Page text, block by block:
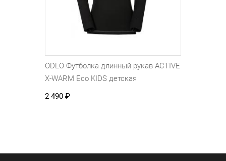
ODLO Футболка длинный рукав ACTIVE
X-WARM Eco KIDS детская
2 490 ₽